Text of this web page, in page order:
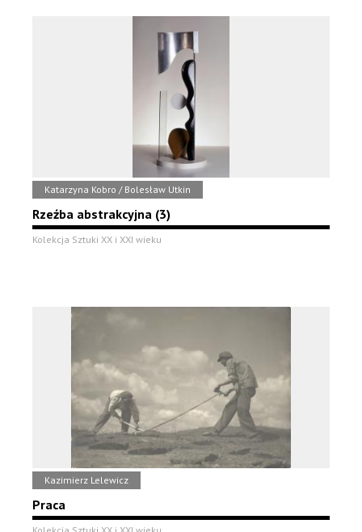
Katarzyna Kobro / Bolesław Utkin
Rzeźba abstrakcyjna (3)
Kolekcja Sztuki XX i XXI wieku
Kazimierz Lelewicz
Praca